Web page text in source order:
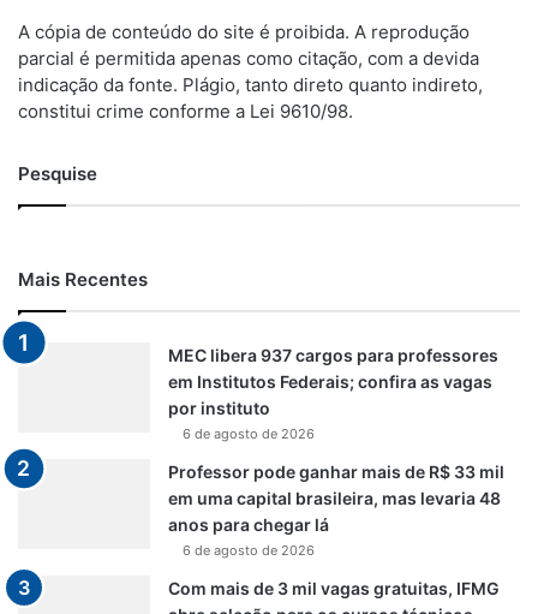
A cópia de conteúdo do site é proibida. A reprodução
parcial é permitida apenas como citação, com a devida
indicação da fonte. Plágio, tanto direto quanto indireto,
constitui crime conforme a Lei 9610/98.
Pesquise
Mais Recentes
MEC libera 937 cargos para professores
em Institutos Federais; confira as vagas
por instituto
6 de agosto de 2026
Professor pode ganhar mais de R$ 33 mil
em uma capital brasileira, mas levaria 48
anos para chegar lá
6 de agosto de 2026
Com mais de 3 mil vagas gratuitas, IFMG